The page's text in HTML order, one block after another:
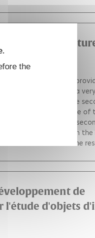
in a
structures
temperature-jump is a
However, probing the
The main purpose of
dichroism in a
the change in the
with 12 ns time
de
l'étude d'objets
the